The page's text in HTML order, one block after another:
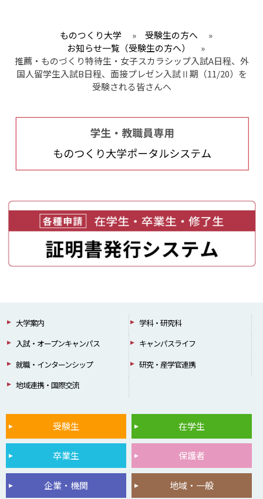
ものつくり大学 » 受験生の方へ
»
お知らせ一覧（受験生の方へ）
»
推薦・ものづくり特待生・女子スカラシップ入試A日程、外
国人留学生入試B日程、面接プレゼン入試Ⅱ期（11/20）を
受験される皆さんへ
大学案内
学科・研究科
入試・オープンキャンパス
キャンパスライフ
就職・インターンシップ
研究・産学官連携
地域連携・国際交流
受験生 在学生
卒業生 保護者
企業・機関 地域・一般